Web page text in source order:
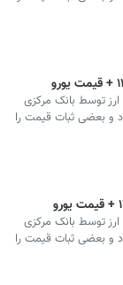
نرخ ارز در صرافی ملی و نرخ رسمی ۴۶ ارز توسط بانک مرکزی
و بعضی ثبات قیمت را
نرخ ارز در صرافی ملی و نرخ رسمی ۴۶ ارز توسط بانک مرکزی
و بعضی ثبات قیمت را